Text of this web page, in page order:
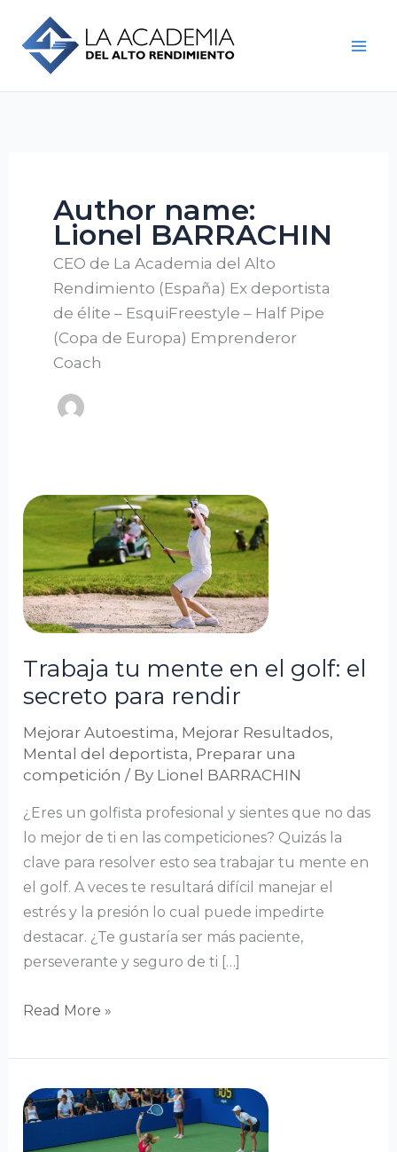
content
Author name:
Lionel BARRACHIN
CEO de La Academia del Alto
Rendimiento (España) Ex deportista
de élite – EsquiFreestyle – Half Pipe
(Copa de Europa) Emprenderor
Coach
Trabaja tu mente en el golf: el
secreto para rendir
Mejorar Autoestima, Mejorar Resultados,
Mental del deportista, Preparar una
competición / By Lionel BARRACHIN
¿Eres un golfista profesional y sientes que no das
lo mejor de ti en las competiciones? Quizás la
clave para resolver esto sea trabajar tu mente en
el golf. A veces te resultará difícil manejar el
estrés y la presión lo cual puede impedirte
destacar. ¿Te gustaría ser más paciente,
perseverante y seguro de ti […]
Trabaja
tu
mente
en
el
golf:
secreto
para
rendir
Read More »
Trabaja
tu
mente